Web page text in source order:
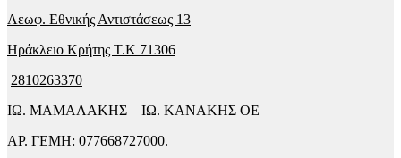
Λεωφ. Εθνικής Αντιστάσεως 13
Ηράκλειο Κρήτης T.K 71306
2810263370
ΙΩ. ΜΑΜΑΛΑΚΗΣ – ΙΩ. ΚΑΝΑΚΗΣ ΟΕ
ΑΡ. ΓΕΜΗ: 077668727000.